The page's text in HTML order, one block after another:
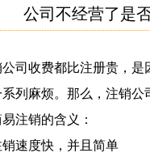
公司不经营了是
司收费都比注册贵，
列麻烦。那么，注销
注销的含义：
速度快，并且简单